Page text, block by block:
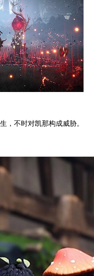
，不时对凯那构成威胁。